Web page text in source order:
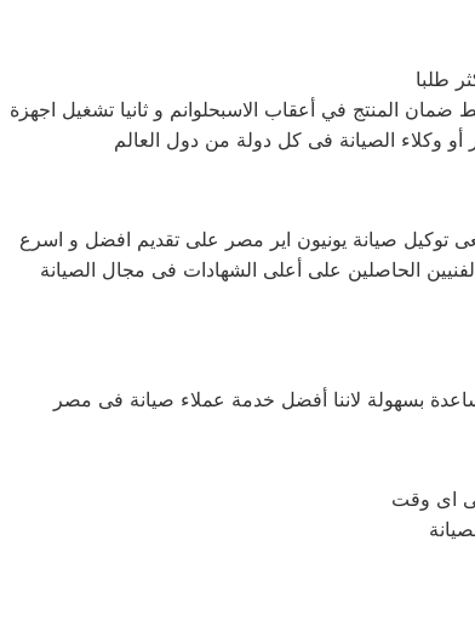
طلبا
المنتج في أعقاب الاسبحلوانم و ثانيا تشغيل اجهزة
توكيل صيانة يونيون اير مصر على تقديم افضل و اسرع
الحاصلين على أعلى الشهادات فى مجال الصيانة
اى وقت